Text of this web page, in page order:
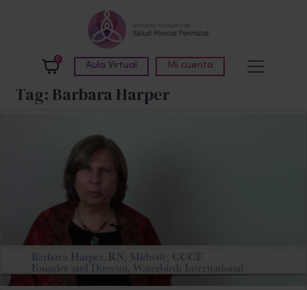
0
Aula Virtual Mi cuenta
Tag: Barbara Harper